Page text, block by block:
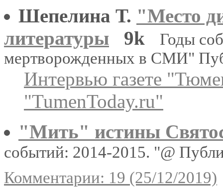
Шепелина Т. "Место
литературы
9k
Годы
мертворожденных в СМИ"
Интервью газете
"TumenToday.ru"
"Мить" истины
событий: 2014-2015. "@
Комментарии: 19 (25/12/2019)